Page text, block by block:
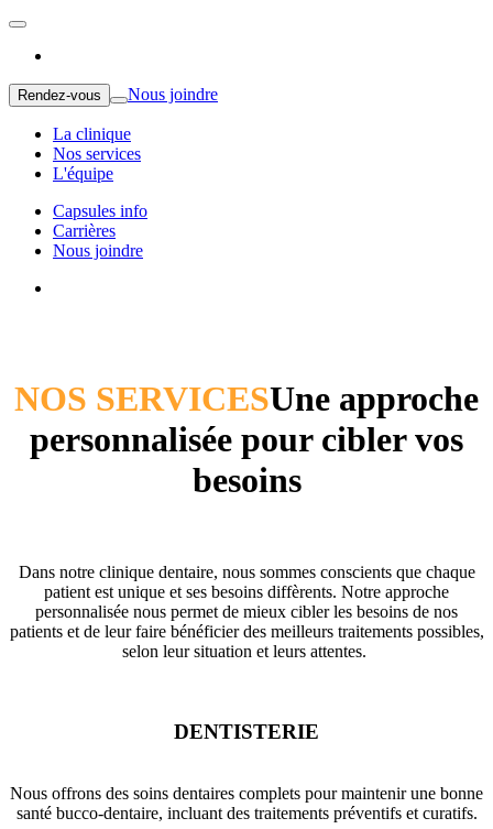
Rendez-vous Nous joindre
La clinique
Nos services
L'équipe
Capsules info
Carrières
Nous joindre
NOS SERVICESUne approche
personnalisée pour cibler vos
besoins
Dans notre clinique dentaire, nous sommes conscients que chaque
patient est unique et ses besoins diffèrents. Notre approche
personnalisée nous permet de mieux cibler les besoins de nos
patients et de leur faire bénéficier des meilleurs traitements possibles,
selon leur situation et leurs attentes.
DENTISTERIE
Nous offrons des soins dentaires complets pour maintenir une bonne
santé bucco-dentaire, incluant des traitements préventifs et curatifs.